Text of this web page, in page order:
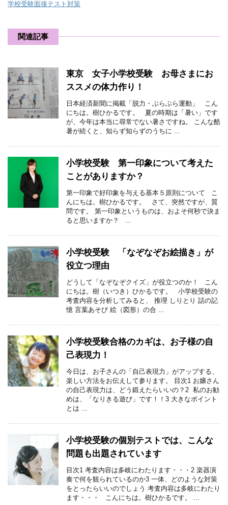
学校受験面接テスト対策
関連記事
東京 女子小学校受験 お母さまにお
ススメの体力作り！
日本経済新聞に掲載「脱力・ぶらぶら運動」 こん
にちは。樹ひかるです。 夏の時期は「暑い」です
が、今年は本当に尋常でない暑さですね。 こんな酷
暑が続くと、知らず知らずのうちに ...
小学校受験 第一印象について考えた
ことがありますか？
第一印象で好印象を与える基本５原則について こ
んにちは。樹ひかるです。 さて、突然ですが、質
問です。 第一印象というものは、およそ何秒で決ま
ると思いますか？ ...
小学校受験 「なぞなぞお絵描き」が
役立つ理由
どうして「なぞなぞクイズ」が役立つのか！ こん
にちは。樹（いつき）ひかるです。 小学校受験の
考査内容を分析してみると、 推理 しりとり 話の記
憶 言葉あそび 絵（図形）の合 ...
小学校受験合格のカギは、お子様の自
己表現力！
今日は、お子さんの「自己表現力」がアップする、
楽しい方法をお伝えして参ります。 目次1 お嬢さん
の自己表現力は、どう鍛えたらいいの？2 私のお勧
めは、「なりきる遊び」です！！3 大きなポイント
とは ...
小学校受験の個別テストでは、こんな
問題も出題されています
目次1 考査内容は多岐にわたります・・・2 楽器演
奏で何を観られているのか3 一体、どのような対策
をとったらいいのでしょう 考査内容は多岐にわたり
ます・・・ こんにちは。樹ひかるです。 ...